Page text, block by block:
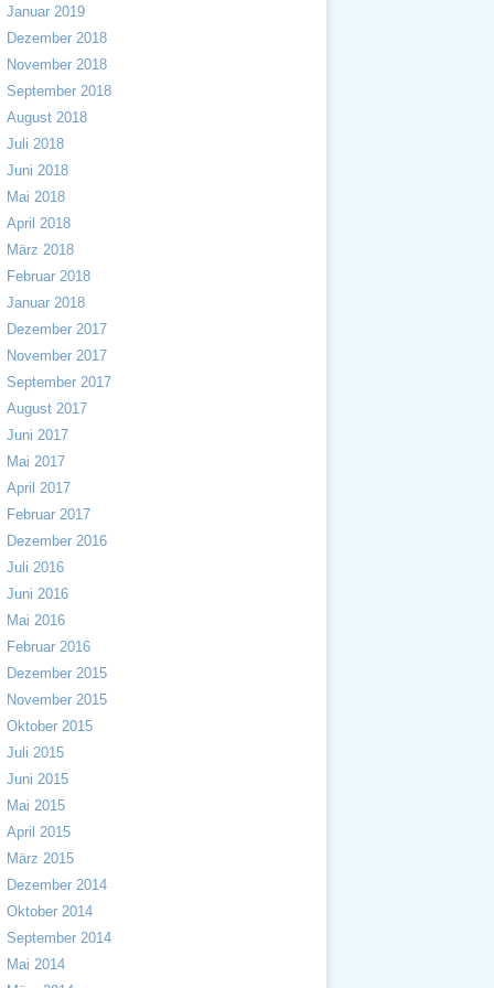
Januar 2019
Dezember 2018
November 2018
September 2018
August 2018
Juli 2018
Juni 2018
Mai 2018
April 2018
März 2018
Februar 2018
Januar 2018
Dezember 2017
November 2017
September 2017
August 2017
Juni 2017
Mai 2017
April 2017
Februar 2017
Dezember 2016
Juli 2016
Juni 2016
Mai 2016
Februar 2016
Dezember 2015
November 2015
Oktober 2015
Juli 2015
Juni 2015
Mai 2015
April 2015
März 2015
Dezember 2014
Oktober 2014
September 2014
Mai 2014